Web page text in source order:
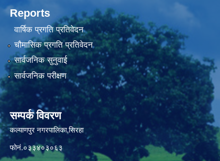
Reports
वार्षिक प्रगति प्रतिवेदन
चौमासिक प्रगति प्रतिवेदन
सार्वजनिक सुनुवाई
सार्वजनिक परीक्षण
सम्पर्क विवरण
कल्याणपुर नगरपालिका,सिरहा
फोनं.०३३४०३०६३